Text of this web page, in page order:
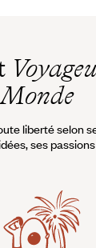
Monde
liberté selon
ses passions